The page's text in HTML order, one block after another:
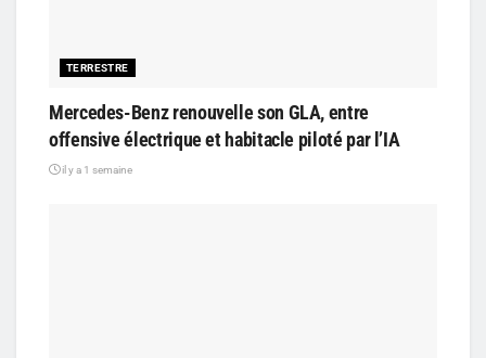
TERRESTRE
Mercedes-Benz renouvelle son GLA, entre
offensive électrique et habitacle piloté par l’IA
il y a 1 semaine